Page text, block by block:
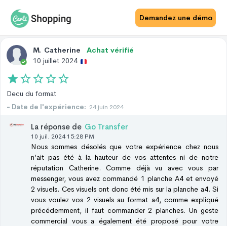
Demandez une démo
Avis Produit
M. Catherine
Achat vérifié
10 juillet 2024
Decu du format
- Date de l'expérience: 24 juin 2024
La réponse de Go Transfer
10 juil. 2024 15:28 PM
Nous sommes désolés que votre expérience chez nous
n’ait pas été à la hauteur de vos attentes ni de notre
réputation Catherine. Comme déjà vu avec vous par
messenger, vous avez commandé 1 planche A4 et envoyé
2 visuels. Ces visuels ont donc été mis sur la planche a4. Si
vous voulez vos 2 visuels au format a4, comme expliqué
précédemment, il faut commander 2 planches. Un geste
commercial vous a également été proposé pour votre